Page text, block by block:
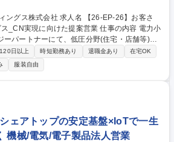
求人名 【26-EP-26】お客さ
に向けた提案営業 仕事の内容 電力小
ーパートナーにて、低圧分野(住宅・店舗等)に
分譲ビルダーへの電化サービスのスペックイン
ご担当頂きます。 住宅仕様の検討段
価値向上に貢献していく役割です。 ■営業戦略
入後の管理までを一貫して担当 ■戦略部門や予
との連携・調整 ■少人数チームで対応し、情
常業務を軸に、業務改善やPRJ型の取り組み
を中心としたPPAもしくは、電化住宅推進提
あり 募集職種 【26-EP-26】お
ビス_CN実現に向けた提案営業
日以上 時短勤務あり 退職金あり
在宅OK
服装自由
ェアトップの安定基盤×IoTで一生
機械/電気/電子製品法人営業